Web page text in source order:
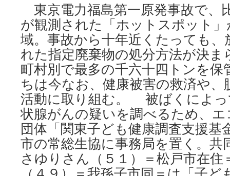
東京電力福島第一原発事故で、
が観測された「ホットスポット
域。事故から十年近くたっても、
れた指定廃棄物の処分方法が決ま
町村別で最多の千六十四トンを保
ちは今なお、健康被害の救済や
活動に取り組む。 被ばくによっ
状腺がんの疑いを調べるため、
団体「関東子ども健康調査支援基
市の常総生協に事務局を置く。共
さゆりさん（５１）＝松戸市在住